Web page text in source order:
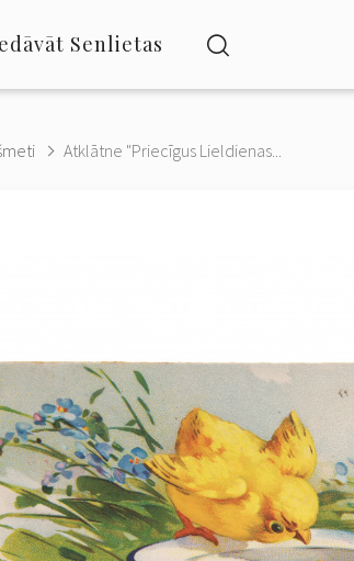
Senlietas
Atklātne "Priecīgus Lieldienas...